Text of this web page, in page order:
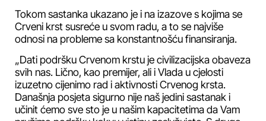
Tokom sastanka ukazano je i na izazove s kojima se
Crveni krst susreće u svom radu, a to se najviše
odnosi na probleme sa konstantnošću finansiranja.
„Dati podršku Crvenom krstu je civilizacijska obaveza
svih nas. Lično, kao premijer, ali i Vlada u cjelosti
izuzetno cijenimo rad i aktivnosti Crvenog krsta.
Današnja posjeta sigurno nije naš jedini sastanak i
učinit ćemo sve sto je u našim kapacitetima da Vam